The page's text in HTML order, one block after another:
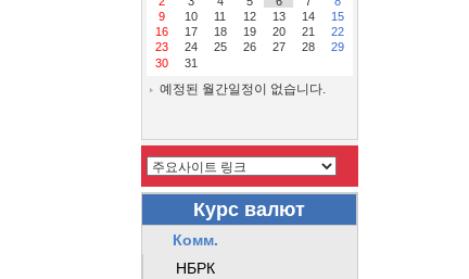
9
10 11 12 13 14
15
16
17 18 19 20 21
22
23
24 25 26 27 28
29
30
31
예정된 월간일정이 없습니다.